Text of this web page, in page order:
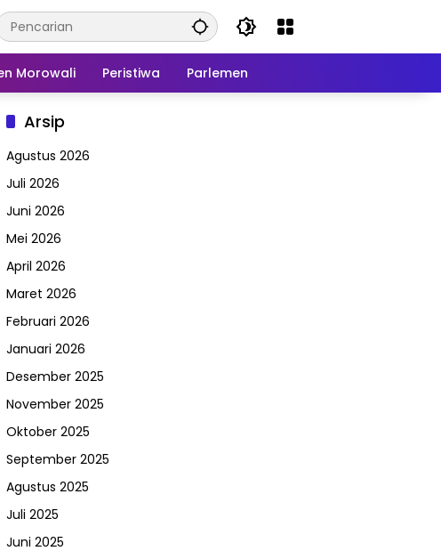
Morowali Peristiwa Parlemen
Arsip
Agustus 2026
Juli 2026
Juni 2026
Mei 2026
April 2026
Maret 2026
Februari 2026
Januari 2026
Desember 2025
November 2025
Oktober 2025
September 2025
Agustus 2025
Juli 2025
Juni 2025